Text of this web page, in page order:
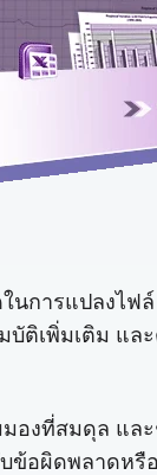
การแปลงไ
เพิ่มเติม แ
องที่สมดุล แ
ข้อผิดพลาดห